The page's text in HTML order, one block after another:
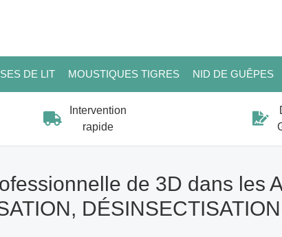
DE LIT MOUSTIQUES TIGRES NID DE GUÊPES
Intervention
rapide
de 3D dans les